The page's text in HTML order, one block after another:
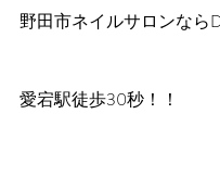
野田市ネイルサロンなら
愛宕駅徒歩30秒！！